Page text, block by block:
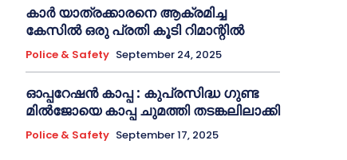
കാർ യാത്രക്കാരനെ ആക്രമിച്ച
കേസിൽ ഒരു പ്രതി കൂടി റിമാന്റിൽ
Police & Safety September 24, 2025
ഓപ്പറേഷൻ കാപ്പ : കുപ്രസിദ്ധ ഗുണ്ട
മിൽജോയെ കാപ്പ ചുമത്തി തടങ്കലിലാക്കി
Police & Safety September 17, 2025